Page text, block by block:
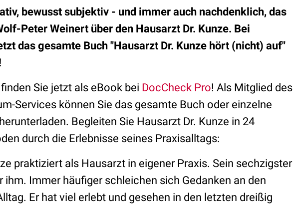
bewusst subjektiv - und immer auch nachdenklich, das
Peter Weinert über den Hausarzt Dr. Kunze. Bei
das gesamte Buch "Hausarzt Dr. Kunze hört (nicht) auf"
Sie jetzt als eBook bei DocCheck Pro! Als Mitglied des
Services können Sie das gesamte Buch oder einzelne
Begleiten Sie Hausarzt Dr. Kunze in 24
durch die Erlebnisse seines Praxisalltags:
praktiziert als Hausarzt in eigener Praxis. Sein sechzigster
ihm. Immer häufiger schleichen sich Gedanken an den
Er hat viel erlebt und gesehen in den letzten dreißig